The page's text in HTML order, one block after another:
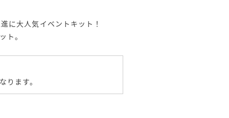
に大人気イベントキット！
ト。
ます。